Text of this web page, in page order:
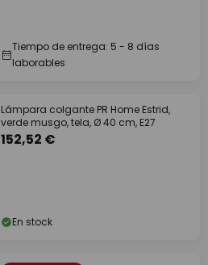
Tiempo de entrega: 5 - 8 días
laborables
Lámpara colgante PR Home Estrid,
verde musgo, tela, Ø 40 cm, E27
152,52 €
En stock